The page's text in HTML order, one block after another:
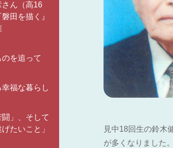
見中18回生の鈴木
が多くなりました
さん（高16
田を描く』
を追って
福な暮らし
闘」、そして
げたいこと」